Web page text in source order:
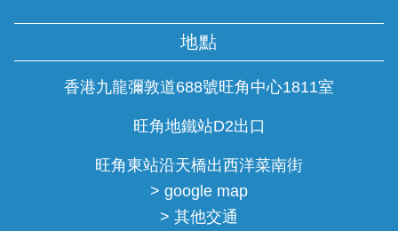
地點
香港九龍彌敦道688號旺角中心1811室
旺角地鐵站D2出口
旺角東站沿天橋出西洋菜南街
> google map
> 其他交通